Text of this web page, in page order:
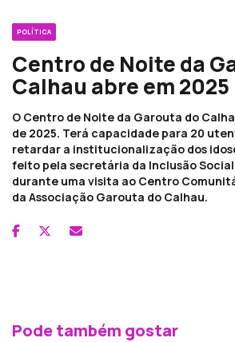
POLÍTICA
Centro de Noite da
Calhau abre em
O Centro de Noite da Garouta do
de 2025. Terá capacidade para 20
retardar a institucionalização dos
feito pela secretária da Inclusão
durante uma visita ao Centro
da Associação Garouta do Calhau.
Pode também gostar